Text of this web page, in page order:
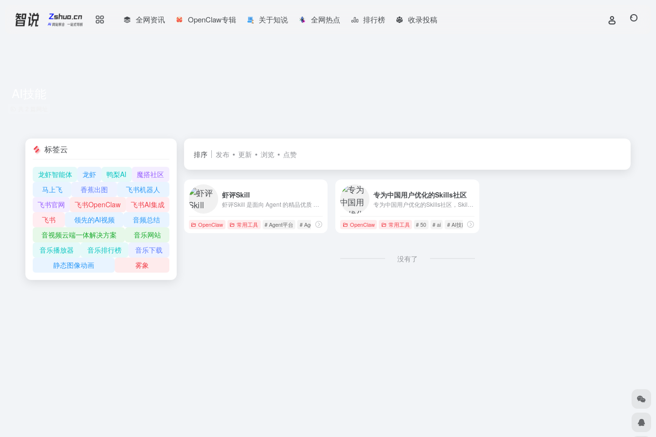
全网资讯 OpenClaw专辑 关于知说 全网热点 排行榜 收录投稿
排序 发布 更新 浏览 点赞
虾评Skill
OpenClaw 常用工具 # Agent平台 # Agent技能 # AI技能
专为中国用户优化的Skills社区
OpenClaw 常用工具 # 50 # ai # AI技能
没有了
标签云
龙虾智能体 龙虾 鸭梨AI
魔搭社区
马上飞
香蕉出图
飞书机器人
飞书官网
飞书OpenClaw
飞书AI集成
飞书
领先的AI视频
音频总结
音视频云端一体解决方案
音乐网站
音乐播放器
音乐排行榜
音乐下载
静态图像动画
雾象